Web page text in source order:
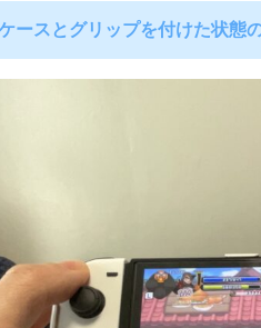
ースとグリップを付けた状態